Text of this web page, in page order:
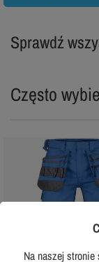
Sprawdź
Często
Na naszej